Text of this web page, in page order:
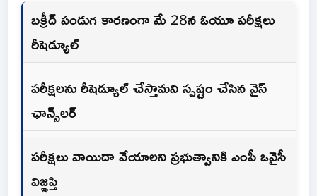
బక్రీద్ పండుగ కారణంగా మే 28న ఓయూ పరీక్షలు
రీషెడ్యూల్
పరీక్షలను రీషెడ్యూల్ చేస్తామని స్పష్టం చేసిన వైస్
ఛాన్స్‌లర్‌
పరీక్షలు వాయిదా వేయాలని ప్రభుత్వానికి ఎంపీ ఒవైసీ
విజ్ఞప్తి